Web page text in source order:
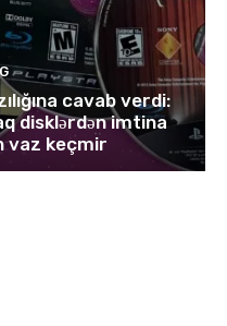
cavab verdi:
disklərdən imtina
vaz keçmir